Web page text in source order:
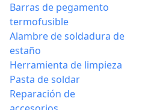
Barras de pegamento
termofusible
Alambre de soldadura de
estaño
Herramienta de limpieza
Pasta de soldar
Reparación de